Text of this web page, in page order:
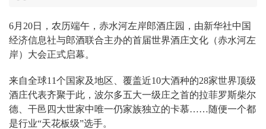
6月20日，农历端午，赤水河左岸郎酒庄园，由新华社中国
经济信息社与郎酒联合主办的首届世界酒庄文化（赤水河左
岸）大会正式启幕。
来自全球11个国家及地区、覆盖近10大酒种的28家世界顶级
酒庄代表齐聚于此，波尔多五大一级庄之首的拉菲罗斯柴尔
德、干邑四大世家中唯一仍家族独立的卡慕……随便一个都
是行业“天花板级”选手。